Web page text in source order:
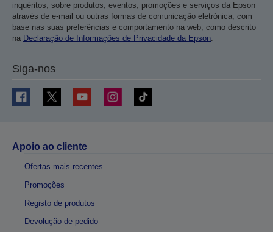
inquéritos, sobre produtos, eventos, promoções e serviços da Epson
através de e-mail ou outras formas de comunicação eletrónica, com
base nas suas preferências e comportamento na web, como descrito
na Declaração de Informações de Privacidade da Epson.
Siga-nos
Apoio ao cliente
Ofertas mais recentes
Promoções
Registo de produtos
Devolução de pedido